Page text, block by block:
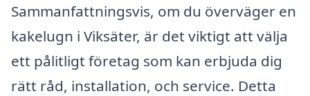
Sammanfattningsvis, om du överväger en
kakelugn i Viksäter, är det viktigt att välja
ett pålitligt företag som kan erbjuda dig
rätt råd, installation, och service. Detta